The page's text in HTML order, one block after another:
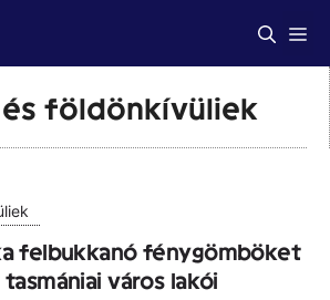
és földönkívüliek
felbukkanó fénygömböket
város lakói